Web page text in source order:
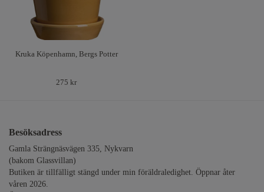
Kruka Köpenhamn, Bergs Potter
275 kr
Besöksadress
Gamla Strängnäsvägen 335, Nykvarn
(bakom Glassvillan)
Butiken är tillfälligt stängd under min föräldraledighet. Öppnar åter
våren 2026.